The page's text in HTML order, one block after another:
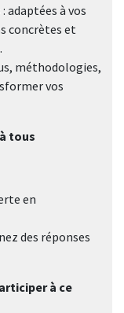
: adaptées à vos
concrètes et
méthodologies,
vos
tous
en
des réponses
à ce